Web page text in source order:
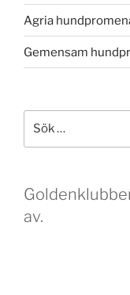
Agria
Gemensam
efter:
av.